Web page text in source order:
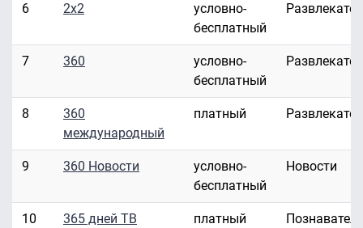
6 2x2
условно-
бесплатный
7 360
условно-
бесплатный
8
360
международный
платный
9 360 Новости
условно-
бесплатный
Новости
10 365 дней ТВ платный